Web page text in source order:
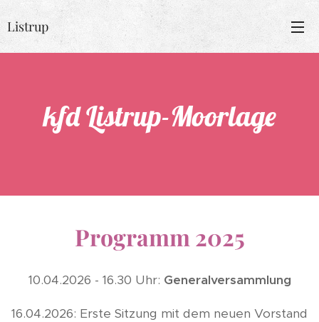
Listrup
kfd Listrup-Moorlage
Programm 2025
10.04.2026 - 16.30 Uhr: Generalversammlung
16.04.2026: Erste Sitzung mit dem neuen Vorstand